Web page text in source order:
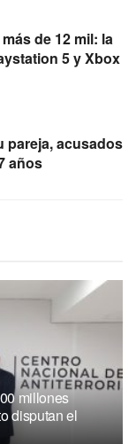
de 12 mil: la
5 y Xbox
pareja, acusados
años
millones
disputan el